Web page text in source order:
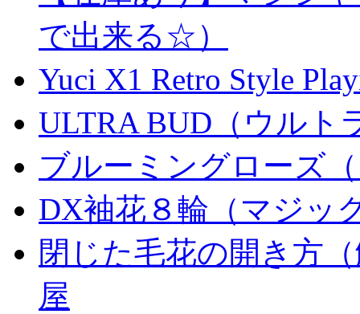
で出来る☆）
Yuci X1 Retro Style
ULTRA BUD（ウルト
ブルーミングローズ
DX袖花８輪（マジッ
閉じた毛花の開き方
屋